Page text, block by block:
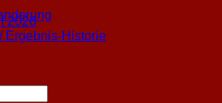
2026
Ergebnis-Historie